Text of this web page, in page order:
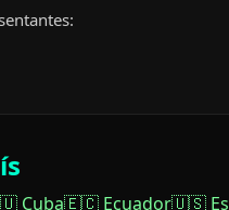
Cuba🇪🇨 Ecuador🇺🇸